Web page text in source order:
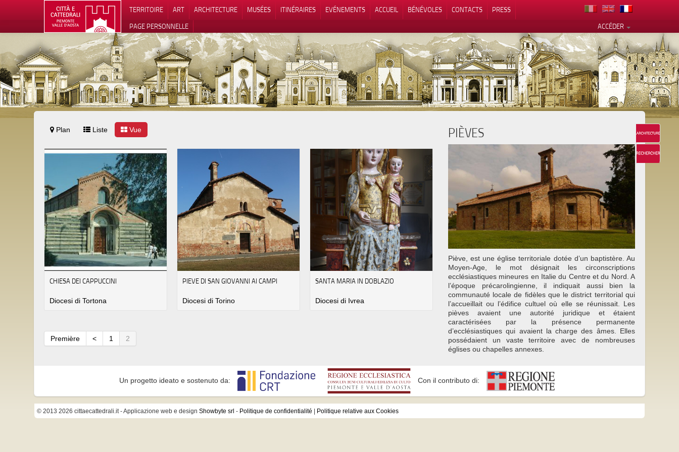
TERRITOIRE ART ARCHITECTURE MUSÉES ITINÉRAIRES EVÉNEMENTS ACCUEIL BÉNÉVOLES CONTACTS
PRESS
ACCÉDER
PAGE PERSONNELLE
Plan Liste Vue
CHIESA DEI CAPPUCCINI
Diocesi di Tortona
PIEVE DI SAN GIOVANNI AI CAMPI
Diocesi di Torino
SANTA MARIA IN DOBLAZIO
Diocesi di Ivrea
Première < 1 2
PIÈVES
Piève, est une église territoriale dotée d’un baptistère. Au
Moyen-Age, le mot désignait les circonscriptions
ecclésiastiques mineures en Italie du Centre et du Nord. A
l’époque précarolingienne, il indiquait aussi bien la
communauté locale de fidèles que le district territorial qui
l’accueillait ou l’édifice cultuel où elle se réunissait. Les
pièves avaient une autorité juridique et étaient
caractérisées par la présence permanente
d’ecclésiastiques qui avaient la charge des âmes. Elles
possédaient un vaste territoire avec de nombreuses
églises ou chapelles annexes.
Un progetto ideato e sostenuto da: Con il contributo di:
© 2013 2026 cittaecattedrali.it- Applicazione web e design Showbyte srl - Politique de confidentialité Politique relative aux Cookies
Vos choix en matière de confidentialité